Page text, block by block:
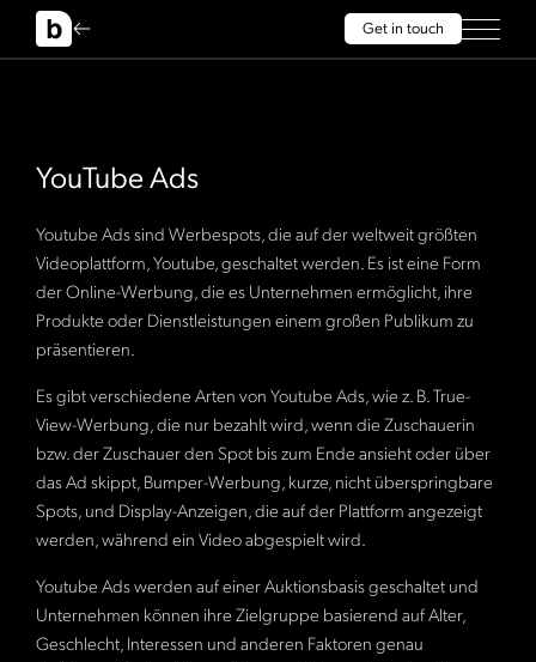
Get in touch
YouTube Ads
Youtube Ads sind Werbespots, die auf der weltweit größten
Videoplattform, Youtube, geschaltet werden. Es ist eine Form
der Online-Werbung, die es Unternehmen ermöglicht, ihre
Produkte oder Dienstleistungen einem großen Publikum zu
präsentieren.
Es gibt verschiedene Arten von Youtube Ads, wie z. B. True-
View-Werbung, die nur bezahlt wird, wenn die Zuschauerin
bzw. der Zuschauer den Spot bis zum Ende ansieht oder über
das Ad skippt, Bumper-Werbung, kurze, nicht überspringbare
Spots, und Display-Anzeigen, die auf der Plattform angezeigt
werden, während ein Video abgespielt wird.
Youtube Ads werden auf einer Auktionsbasis geschaltet und
Unternehmen können ihre Zielgruppe basierend auf Alter,
Geschlecht, Interessen und anderen Faktoren genau